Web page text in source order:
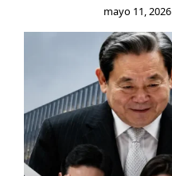
mayo 11, 2026